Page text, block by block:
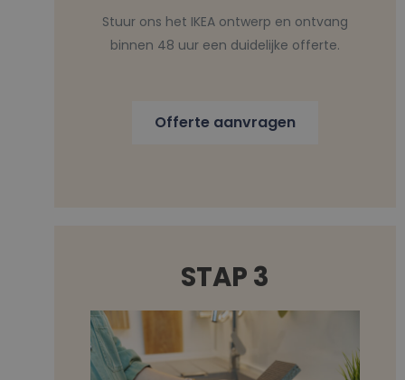
Stuur ons het IKEA ontwerp en ontvang
binnen 48 uur een duidelijke offerte.
Offerte aanvragen
STAP 3